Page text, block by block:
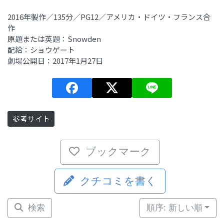
2016年製作／135分／PG12／アメリカ・ドイツ・フランス合
作
原題または英題：Snowden
配給：ショウゲート
劇場公開日：2017年1月27日
参考サイト
ブックマーク
クチコミを書く
検索 順序: 新しい順